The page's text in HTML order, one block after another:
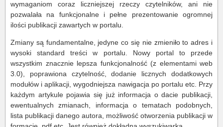
wymaganiom coraz liczniejszej rzeczy czytelników, ani nie
pozwalała na funkcjonalne i pełne prezentowanie ogromnej
ilości publikacji zawartych w portalu.
Zmiany są fundamentalne, jedyne co się nie zmieniło to adres i
wysoki standard treści w portalu. Nowy portal to przede
wszystkim znacznie lepsza funkcjonalność (z elementami web
3.0), poprawiona czytelność, dodanie licznych dodatkowych
modułów i aplikacji, wygodniejsza nawigacja po portalu etc. Przy
każdym artykule pojawia się już informacja o dacie publikacji,
ewentualnych zmianach, informacja o tematach podobnych,
lista publikacji danego autora, możliwość otworzenia publikacji w